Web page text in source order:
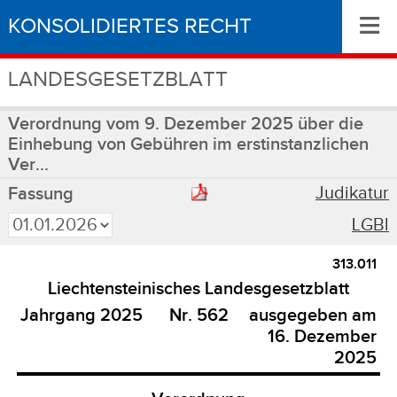
KONSOLIDIERTES RECHT
LANDESGESETZBLATT
≡
Verordnung vom 9. Dezember 2025 über die
Einhebung von Gebühren im erstinstanzlichen
Ver...
Fassung
Judikatur
LGBl